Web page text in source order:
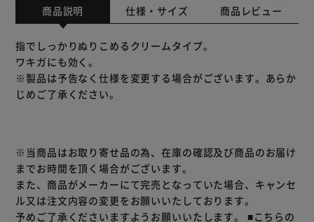
商品説明 仕様・サイズ 商品レビュー
指でしっかりぬりこめるクリームタイプ。
ワキガにも効く。
※製品は予告なく仕様を変更する場合がございます。あらか
じめご了承ください。
※当商品はお取り寄せ品の為、在庫の確認及び商品のお届け
までお時間を頂く場合がございます。
また、商品がメーカーにて完売となっていた場合、キャンセ
ル又は注文内容の変更をお願いいたしております。
予めご了承くださいますようお願いいたします。 ■こちらの